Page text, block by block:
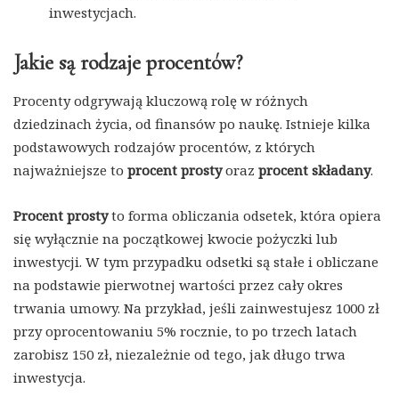
inwestycjach.
Jakie są rodzaje procentów?
Procenty odgrywają kluczową rolę w różnych
dziedzinach życia, od finansów po naukę. Istnieje kilka
podstawowych rodzajów procentów, z których
najważniejsze to procent prostyoraz procent składany.
Procent prostyto forma obliczania odsetek, która opiera
się wyłącznie na początkowej kwocie pożyczki lub
inwestycji. W tym przypadku odsetki są stałe i obliczane
na podstawie pierwotnej wartości przez cały okres
trwania umowy. Na przykład, jeśli zainwestujesz 1000 zł
przy oprocentowaniu 5% rocznie, to po trzech latach
zarobisz 150 zł, niezależnie od tego, jak długo trwa
inwestycja.